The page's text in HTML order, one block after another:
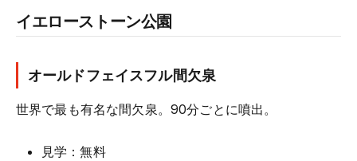
イエローストーン公園
オールドフェイスフル間欠泉
世界で最も有名な間欠泉。90分ごとに噴出。
見学：無料